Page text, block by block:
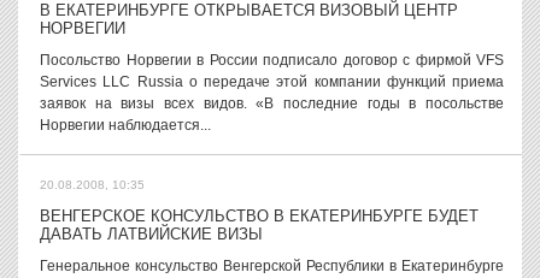
В ЕКАТЕРИНБУРГЕ ОТКРЫВАЕТСЯ ВИЗОВЫЙ ЦЕНТР
НОРВЕГИИ
Посольство Норвегии в России подписало договор с фирмой VFS
Services LLC Russia о передаче этой компании функций приема
заявок на визы всех видов. «В последние годы в посольстве
Норвегии наблюдается...
20.08.2008, 10:35
ВЕНГЕРСКОЕ КОНСУЛЬСТВО В ЕКАТЕРИНБУРГЕ БУДЕТ
ДАВАТЬ ЛАТВИЙСКИЕ ВИЗЫ
Генеральное консульство Венгерской Республики в Екатеринбурге